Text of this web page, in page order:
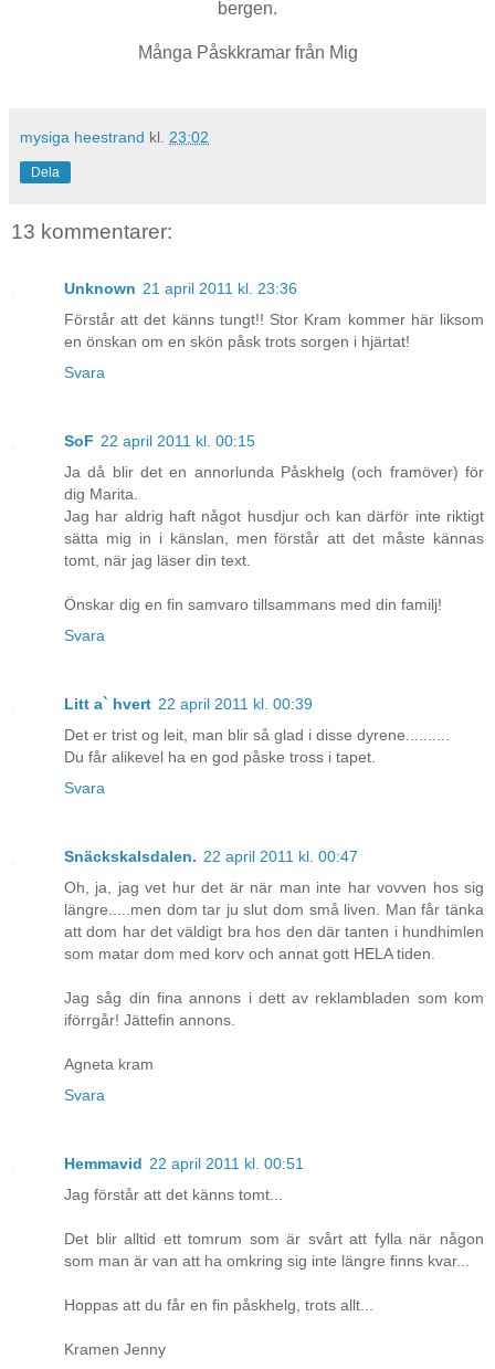
bergen.
Många Påskkramar från Mig
mysiga heestrand kl. 23:02
Dela
13 kommentarer:
Unknown 21 april 2011 kl. 23:36
Förstår att det känns tungt!! Stor Kram kommer här liksom
en önskan om en skön påsk trots sorgen i hjärtat!
Svara
SoF 22 april 2011 kl. 00:15
Ja då blir det en annorlunda Påskhelg (och framöver) för
dig Marita.
Jag har aldrig haft något husdjur och kan därför inte riktigt
sätta mig in i känslan, men förstår att det måste kännas
tomt, när jag läser din text.
Önskar dig en fin samvaro tillsammans med din familj!
Svara
Litt a` hvert 22 april 2011 kl. 00:39
Det er trist og leit, man blir så glad i disse dyrene..........
Du får alikevel ha en god påske tross i tapet.
Svara
Snäckskalsdalen. 22 april 2011 kl. 00:47
Oh, ja, jag vet hur det är när man inte har vovven hos sig
längre.....men dom tar ju slut dom små liven. Man får tänka
att dom har det väldigt bra hos den där tanten i hundhimlen
som matar dom med korv och annat gott HELA tiden.
Jag såg din fina annons i dett av reklambladen som kom
iförrgår! Jättefin annons.
Agneta kram
Svara
Hemmavid 22 april 2011 kl. 00:51
Jag förstår att det känns tomt...
Det blir alltid ett tomrum som är svårt att fylla när någon
som man är van att ha omkring sig inte längre finns kvar...
Hoppas att du får en fin påskhelg, trots allt...
Kramen Jenny